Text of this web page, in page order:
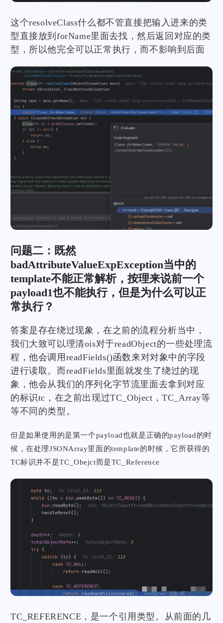
这个resolveClass什么都不管直接把输入进来的类
型直接放到forName里面去找，然后返回对应的类
型，所以他完全可以正常执行，而不影响到后面
问题二：既然
badAttributeValueExpException当中的
template不能正常解析，按理来说前一个
payload1也不能执行，但是为什么可以正
常执行？
答案是存在绕过现象，在之前的流程分析当中，
我们大致可以理清ois对于readObject的一些处理流
程，他会调用readFields()函数来对对象中的字段
进行读取。而readFields里面就发生了绕过的现
象，他会从我们的序列化字节流里面去拿到对应
的标识tc，在之前出现过TC_Object，TC_Array等
等不同的类型。
但是如果使用的是第一个payload也就是正确的payload的时
候，在处理JSONArray里面的template的时候，它所获得的
TC标识并不是TC_Obejct而是TC_Reference
TC_REFERENCE，是一个引用类型。从前面的几